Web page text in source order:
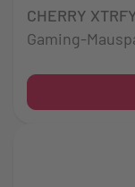
CHERRY
Gaming-